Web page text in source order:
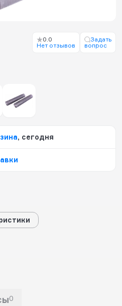
0.0
Нет отзывов
Задать
вопрос
, сегодня
0